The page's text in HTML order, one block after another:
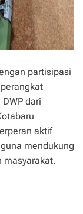
partisipasi
dari
aktif
mendukung
masyarakat.